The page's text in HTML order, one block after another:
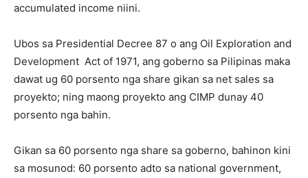
accumulated income niini.
Ubos sa Presidential Decree 87 o ang Oil Exploration and
Development Act of 1971, ang goberno sa Pilipinas maka
dawat ug 60 porsento nga share gikan sa net sales sa
proyekto; ning maong proyekto ang CIMP dunay 40
porsento nga bahin.
Gikan sa 60 porsento nga share sa goberno, bahinon kini
sa mosunod: 60 porsento adto sa national government,